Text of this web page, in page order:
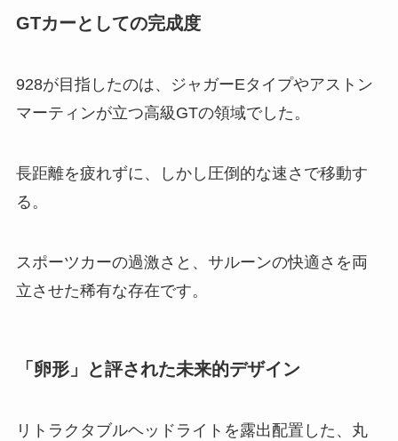
GTカーとしての完成度
928が目指したのは、ジャガーEタイプやアストン
マーティンが立つ高級GTの領域でした。
長距離を疲れずに、しかし圧倒的な速さで移動す
る。
スポーツカーの過激さと、サルーンの快適さを両
立させた稀有な存在です。
「卵形」と評された未来的デザイン
リトラクタブルヘッドライトを露出配置した、丸